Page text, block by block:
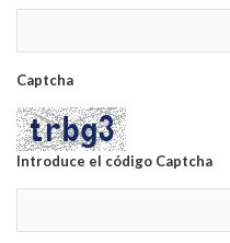
Captcha
Introduce el código Captcha